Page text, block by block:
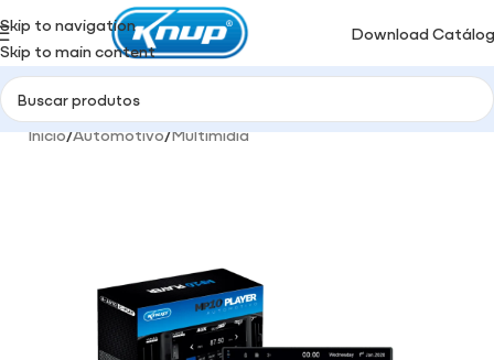
Skip to navigation
Skip to main content
Download
Início/Automotivo/Multimidia